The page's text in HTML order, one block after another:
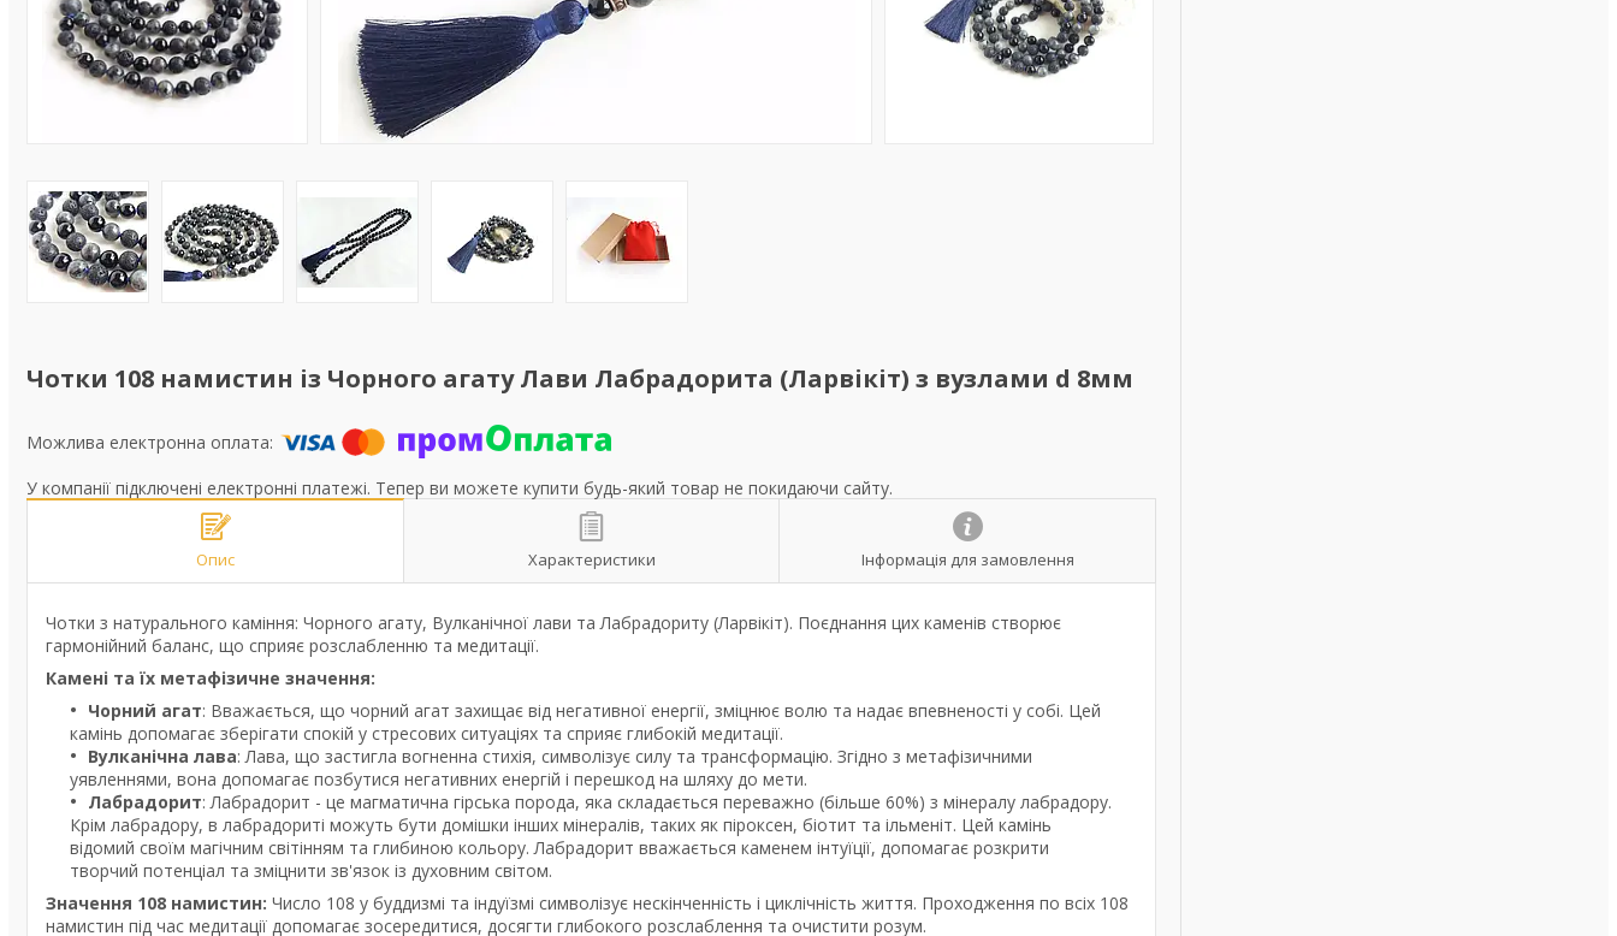
Чотки 108 намистин із Чорного агату Лави Лабрадорита (Ларвікіт) з вузлами d 8мм
У компанії підключені електронні платежі. Тепер ви можете купити будь-який товар не покидаючи сайту.
Опис Характеристики Інформація для замовлення
Чотки з натурального каміння: Чорного агату, Вулканічної лави та Лабрадориту (Ларвікіт). Поєднання цих каменів створює
гармонійний баланс, що сприяє розслабленню та медитації.
Камені та їх метафізичне значення:
Чорний агат: Вважається, що чорний агат захищає від негативної енергії, зміцнює волю та надає впевненості у собі. Цей
камінь допомагає зберігати спокій у стресових ситуаціях та сприяє глибокій медитації.
Вулканічна лава: Лава, що застигла вогненна стихія, символізує силу та трансформацію. Згідно з метафізичними
уявленнями, вона допомагає позбутися негативних енергій і перешкод на шляху до мети.
Лабрадорит: Лабрадорит - це магматична гірська порода, яка складається переважно (більше 60%) з мінералу лабрадору.
Крім лабрадору, в лабрадориті можуть бути домішки інших мінералів, таких як піроксен, біотит та ільменіт. Цей камінь
відомий своїм магічним світінням та глибиною кольору. Лабрадорит вважається каменем інтуїції, допомагає розкрити
творчий потенціал та зміцнити зв'язок із духовним світом.
Значення 108 намистин: Число 108 у буддизмі та індуїзмі символізує нескінченність і циклічність життя. Проходження по всіх 108
намистин під час медитації допомагає зосередитися, досягти глибокого розслаблення та очистити розум.